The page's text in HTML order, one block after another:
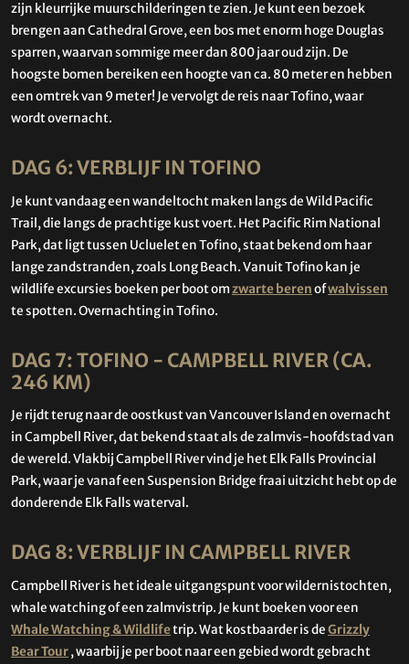
zijn kleurrijke muurschilderingen te zien. Je kunt een bezoek
brengen aan Cathedral Grove, een bos met enorm hoge Douglas
sparren, waarvan sommige meer dan 800 jaar oud zijn. De
hoogste bomen bereiken een hoogte van ca. 80 meter en hebben
een omtrek van 9 meter! Je vervolgt de reis naar Tofino, waar
wordt overnacht.
DAG 6: VERBLIJF IN TOFINO
Je kunt vandaag een wandeltocht maken langs de Wild Pacific
Trail, die langs de prachtige kust voert. Het Pacific Rim National
Park, dat ligt tussen Ucluelet en Tofino, staat bekend om haar
lange zandstranden, zoals Long Beach. Vanuit Tofino kan je
wildlife excursies boeken per boot omzwarte berenofwalvissen
te spotten. Overnachting in Tofino.
DAG 7: TOFINO - CAMPBELL RIVER (CA.
246 KM)
Je rijdt terug naar de oostkust van Vancouver Island en overnacht
in Campbell River, dat bekend staat als de zalmvis-hoofdstad van
de wereld. Vlakbij Campbell River vind je het Elk Falls Provincial
Park, waar je vanaf een Suspension Bridge fraai uitzicht hebt op de
donderende Elk Falls waterval.
DAG 8: VERBLIJF IN CAMPBELL RIVER
Campbell River is het ideale uitgangspunt voor wildernistochten,
whale watching of een zalmvistrip. Je kunt boeken voor een
Whale Watching & Wildlifetrip. Wat kostbaarder is deGrizzly
Bear Tour, waarbij je per boot naar een gebied wordt gebracht